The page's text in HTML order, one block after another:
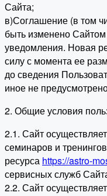
Сайта;
в)Соглашение (в том
быть изменено Сайтом
уведомления. Новая
силу с момента ее
до сведения
иное не
2. Общие условия
2.1. Сайт
семинаров и
ресурса https://astro-
сервисных служб
2.2. Сайт